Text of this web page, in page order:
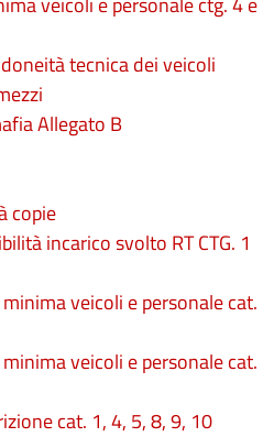
tecnica dei veicoli
Allegato B
copie
incarico svolto RT CTG. 1
veicoli e personale cat.
veicoli e personale cat.
cat. 1, 4, 5, 8, 9, 10